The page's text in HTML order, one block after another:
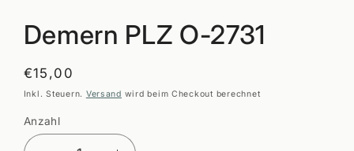
Demern PLZ O-2731
Normaler
Preis
€15,00
Inkl. Steuern. Versand wird beim Checkout berechnet
Anzahl
Anzahl